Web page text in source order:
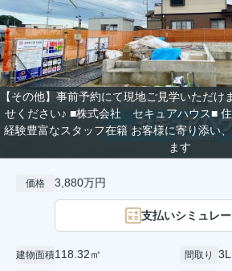
【その他】事前予約にて現地ご見学いただけ
せください♪ ■株式会社 セキュアハウス■ 住
経験豊富なスタッフ在籍 お客様に寄り添い
ます
価格 3,880万円
支払いシミュレ
建物面積118.32㎡ 間取り